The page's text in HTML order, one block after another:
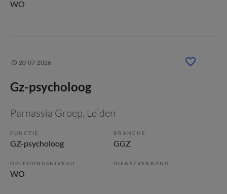
WO
20-07-2026
Gz-psycholoog
Parnassia Groep, Leiden
FUNCTIE
GZ-psycholoog
BRANCHE
GGZ
OPLEIDINGSNIVEAU
WO
DIENSTVERBAND